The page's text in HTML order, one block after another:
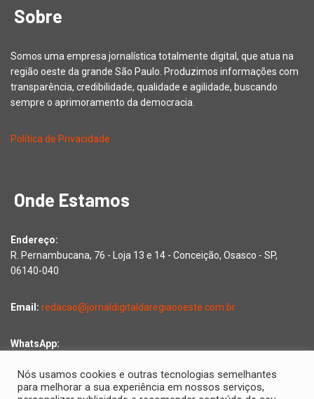
Sobre
Somos uma empresa jornalística totalmente digital, que atua na
região oeste da grande São Paulo. Produzimos informações com
transparência, credibilidade, qualidade e agilidade, buscando
sempre o aprimoramento da democracia.
Política de Privacidade
Onde Estamos
Endereço:
R. Pernambucana, 76 - Loja 13 e 14 - Conceição, Osasco - SP,
06140-040
Email: redacao@jornaldigitaldaregiaooeste.com.br
WhatsApp:
Nós usamos cookies e outras tecnologias semelhantes
para melhorar a sua experiência em nossos serviços,